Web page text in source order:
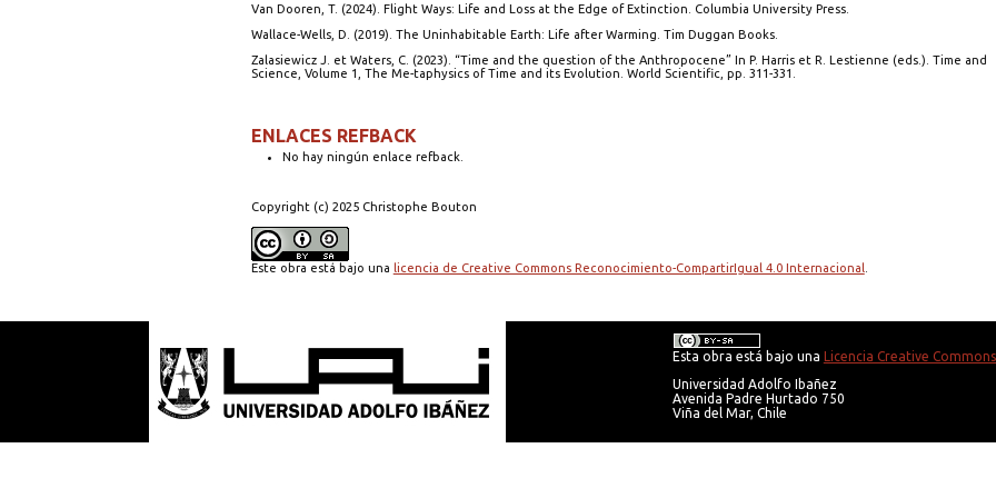
Van Dooren, T. (2024). Flight Ways: Life and Loss at the Edge of Extinction. Columbia University Press.
Wallace-Wells, D. (2019). The Uninhabitable Earth: Life after Warming. Tim Duggan Books.
Zalasiewicz J. et Waters, C. (2023). “Time and the question of the Anthropocene” In P. Harris et R. Lestienne (eds.). Time and
Science, Volume 1, The Me-taphysics of Time and its Evolution. World Scientific, pp. 311-331.
ENLACES REFBACK
No hay ningún enlace refback.
Copyright (c) 2025 Christophe Bouton
Este obra está bajo una licencia de Creative Commons Reconocimiento-CompartirIgual 4.0 Internacional
Esta obra está bajo una Licencia Creative
Universidad Adolfo Ibañez
Avenida Padre Hurtado 750
Viña del Mar, Chile